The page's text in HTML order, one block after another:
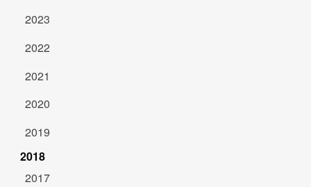
2023
2022
2021
2020
2019
2018
2017